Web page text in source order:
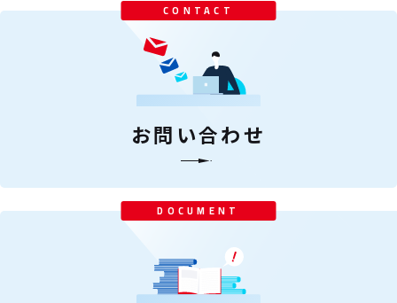
CONTACT
お問い合わせ
DOCUMENT